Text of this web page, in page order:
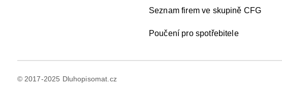
Seznam firem ve skupině CFG
Poučení pro spotřebitele
© 2017-2025 Dluhopisomat.cz